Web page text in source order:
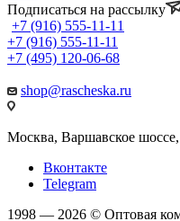
Подписаться на рассылку
+7 (916) 555-11-11
+7 (916) 555-11-11
+7 (495) 120-06-68
shop@rascheska.ru
Москва, Варшавское
Вконтакте
Telegram
1998 — 2026 © Оптовая